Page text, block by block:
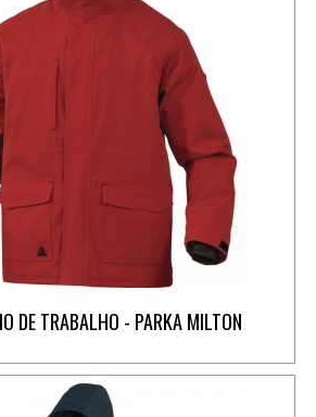
DE TRABALHO - PARKA MILTON